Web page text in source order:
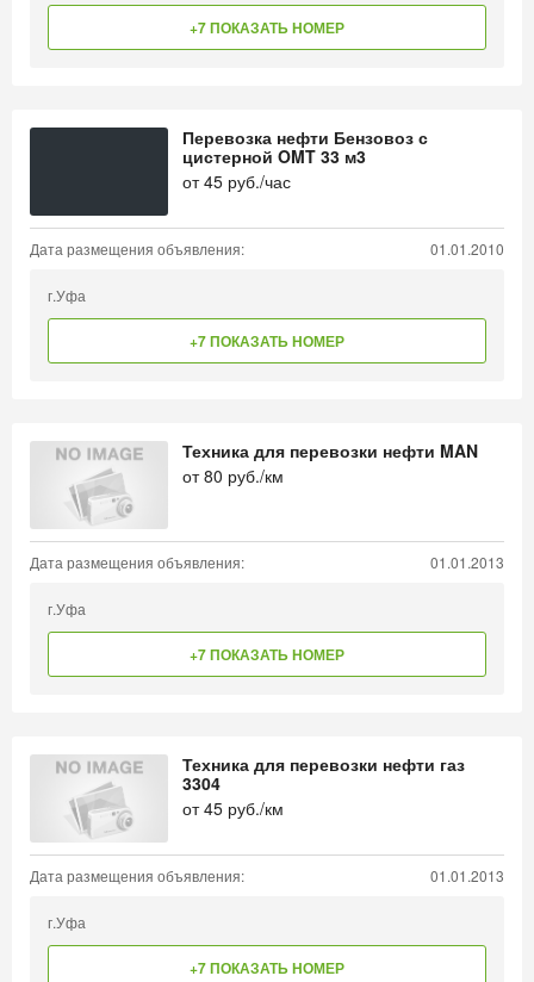
+7 ПОКАЗАТЬ НОМЕР
Перевозка нефти Бензовоз с
цистерной OMT 33 м3
от45 руб./час
Дата размещения объявления: 01.01.2010
г.Уфа
+7 ПОКАЗАТЬ НОМЕР
Техника для перевозки нефти MAN
от80 руб./км
Дата размещения объявления: 01.01.2013
г.Уфа
+7 ПОКАЗАТЬ НОМЕР
Техника для перевозки нефти газ
3304
от45 руб./км
Дата размещения объявления: 01.01.2013
г.Уфа
+7 ПОКАЗАТЬ НОМЕР